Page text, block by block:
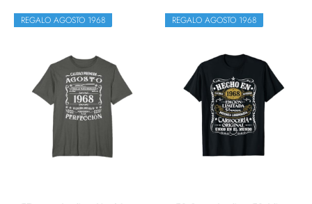
REGALO AGOSTO 1968 REGALO AGOSTO 1968